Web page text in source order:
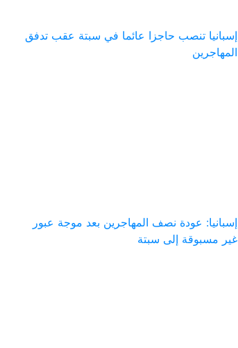
إسبانيا تنصب حاجزا عائما في سبتة عقب تدفق
المهاجرين
إسبانيا: عودة نصف المهاجرين بعد موجة عبور
غير مسبوقة إلى سبتة